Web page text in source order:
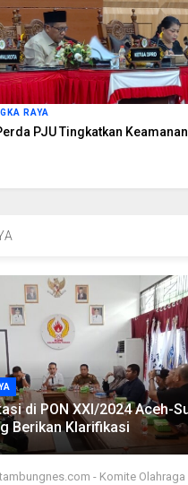
RAYA
PJU Tingkatkan
di PON XXI/2024 Aceh-
Berikan Klarifikasi
- Komite Olahraga